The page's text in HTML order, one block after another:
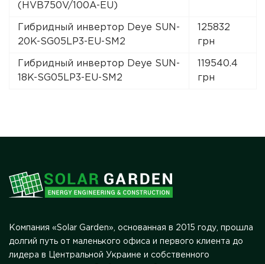
(HVB750V/100A-EU)
Гибридный инвертор Deye SUN-
20K-SG05LP3-EU-SM2
125832
грн
Гибридный инвертор Deye SUN-
18K-SG05LP3-EU-SM2
119540.4
грн
Компания «Solar Garden», основанная в 2015 году, прошла
долгий путь от маленького офиса и первого клиента до
лидера в Центральной Украине и собственного